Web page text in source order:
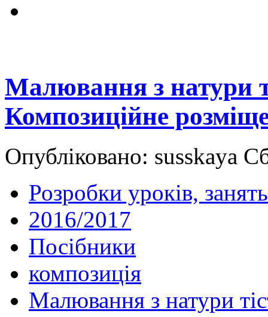
Малювання з натури
Композиційне
Опубліковано: susskaya
Розробки уроків, занять
2016/2017
Посібники
композиція
Малювання з натури